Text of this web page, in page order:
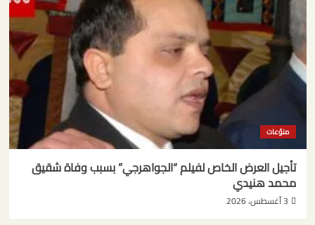
منوّعات
تأجيل العرض الخاص لفيلم “الجواهرجي” بسبب وفاة شقيق
محمد هنيدي
3 أغسطس، 2026